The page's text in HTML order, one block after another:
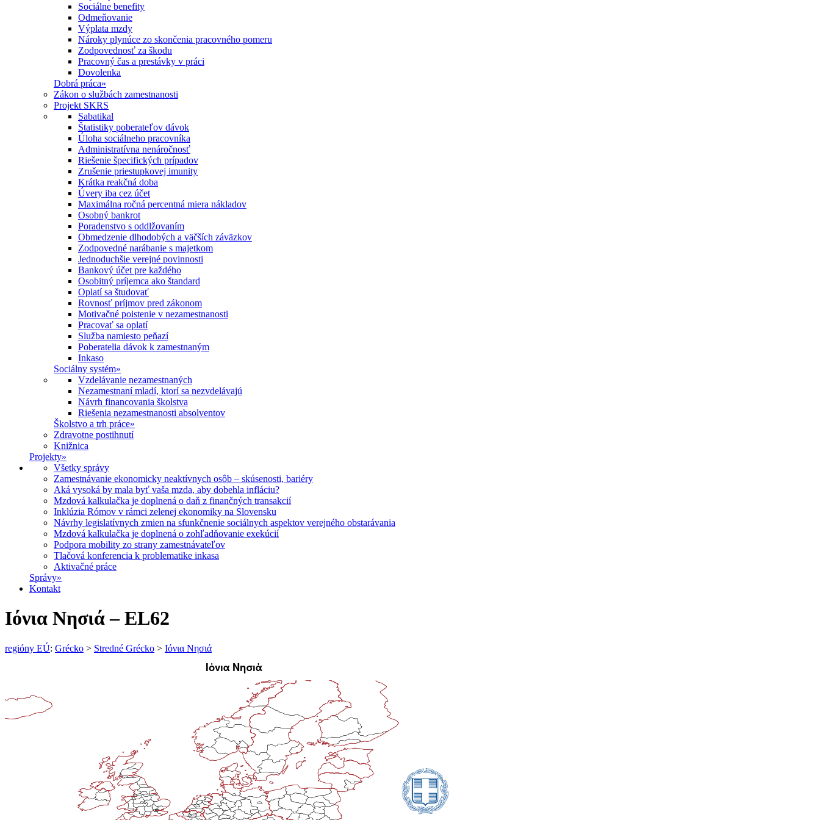
Sociálne benefity
Odmeňovanie
Výplata mzdy
Nároky plynúce zo skončenia pracovného pomeru
Zodpovednosť za škodu
Pracovný čas a prestávky v práci
Dovolenka
Dobrá práca»
Zákon o službách zamestnanosti
Projekt SKRS
Sabatikal
Štatistiky poberateľov dávok
Úloha sociálneho pracovníka
Administratívna nenáročnosť
Riešenie špecifických prípadov
Zrušenie priestupkovej imunity
Krátka reakčná doba
Úvery iba cez účet
Maximálna ročná percentná miera nákladov
Osobný bankrot
Poradenstvo s oddlžovaním
Obmedzenie dlhodobých a väčších záväzkov
Zodpovedné narábanie s majetkom
Jednoduchšie verejné povinnosti
Bankový účet pre každého
Osobitný príjemca ako štandard
Oplatí sa študovať
Rovnosť príjmov pred zákonom
Motivačné poistenie v nezamestnanosti
Pracovať sa oplatí
Služba namiesto peňazí
Poberatelia dávok k zamestnaným
Inkaso
Sociálny systém»
Vzdelávanie nezamestnaných
Nezamestnaní mladí, ktorí sa nezvdelávajú
Návrh financovania školstva
Riešenia nezamestnanosti absolventov
Školstvo a trh práce»
Zdravotne postihnutí
Knižnica
Projekty»
Všetky správy
Zamestnávanie ekonomicky neaktívnych osôb – skúsenosti, bariéry
Aká vysoká by mala byť vaša mzda, aby dobehla infláciu?
Mzdová kalkulačka je doplnená o daň z finančných transakcií
Inklúzia Rómov v rámci zelenej ekonomiky na Slovensku
Návrhy legislatívnych zmien na sfunkčnenie sociálnych aspektov verejného obstarávania
Mzdová kalkulačka je doplnená o zohľadňovanie exekúcií
Podpora mobility zo strany zamestnávateľov
Tlačová konferencia k problematike inkasa
Aktivačné práce
Správy»
Kontakt
Ιόνια Νησιά – EL62
regióny EÚ: Grécko > Stredné Grécko > Ιόνια Νησιά